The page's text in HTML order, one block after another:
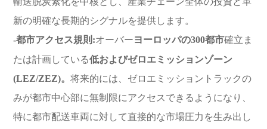
新の明確な長期的シグナルを提供します。
-都市アクセス規則:オーバーヨーロッパの300都市確立ま
たは計画している低およびゼロエミッションゾーン
(LEZ/ZEZ)。将来的には、ゼロエミッショントラックの
みが都市中心部に無制限にアクセスできるようになり、
特に都市配送車両に対して直接的な市場圧力を生み出し